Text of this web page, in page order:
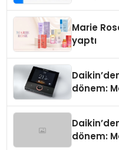
Marie
yaptı
dönem:
dönem: